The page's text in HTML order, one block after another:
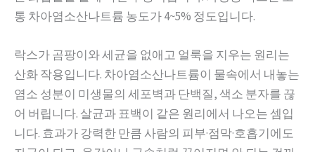
통 차아염소산나트륨 농도가 4~5% 정도입니다.
락스가 곰팡이와 세균을 없애고 얼룩을 지우는 원리는
산화 작용입니다. 차아염소산나트륨이 물속에서 내놓는
염소 성분이 미생물의 세포벽과 단백질, 색소 분자를 끊
어 버립니다. 살균과 표백이 같은 원리에서 나오는 셈입
니다. 효과가 강력한 만큼 사람의 피부·점막·호흡기에도